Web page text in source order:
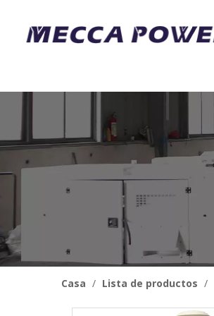
Casa / Lista de productos /